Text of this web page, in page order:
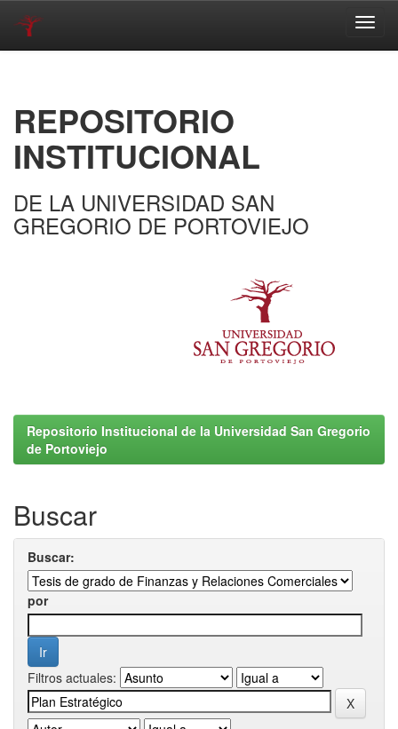
REPOSITORIO
INSTITUCIONAL
DE LA UNIVERSIDAD SAN
GREGORIO DE PORTOVIEJO
Repositorio Institucional de la Universidad San Gregorio
de Portoviejo
Buscar
Buscar:
por
Filtros actuales: